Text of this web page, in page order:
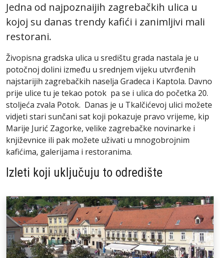
Jedna od najpoznaijih zagrebačkih ulica u
kojoj su danas trendy kafići i zanimljivi mali
restorani.
Živopisna gradska ulica u središtu grada nastala je u
potočnoj dolini između u srednjem vijeku utvrđenih
najstarijih zagrebačkih naselja Gradeca i Kaptola. Davno
prije ulice tu je tekao potok pa se i ulica do početka 20.
stoljeća zvala Potok. Danas je u Tkalčićevoj ulici možete
vidjeti stari sunčani sat koji pokazuje pravo vrijeme, kip
Marije Jurić Zagorke, velike zagrebačke novinarke i
književnice ili pak možete uživati u mnogobrojnim
kafićima, galerijama i restoranima.
Izleti koji uključuju to odredište